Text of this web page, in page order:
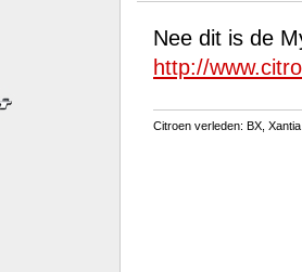
Nee dit is de
http://
Citroen verleden: BX,